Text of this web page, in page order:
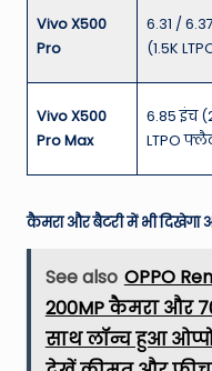
Vivo X500
Pro
6.31 /
(1.5K
Vivo X500
Pro Max
6.85 इंच
LTPO
कैमरा और बैटरी में भी दिखेगा
See also OPPO
200MP कैमरा और
साथ लॉन्च हुआ